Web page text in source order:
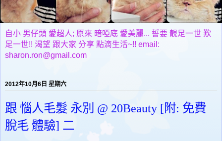
自小 男仔頭 愛超人; 原來 暗啞底 愛美麗... 誓要 靚足一世 歎
足一世!! 渴望 跟大家 分享 點滴生活~!! email:
sharon.ron@gmail.com
2012年10月6日 星期六
跟 惱人毛髮 永別 @ 20Beauty [附: 免費
脫毛 體驗] 二